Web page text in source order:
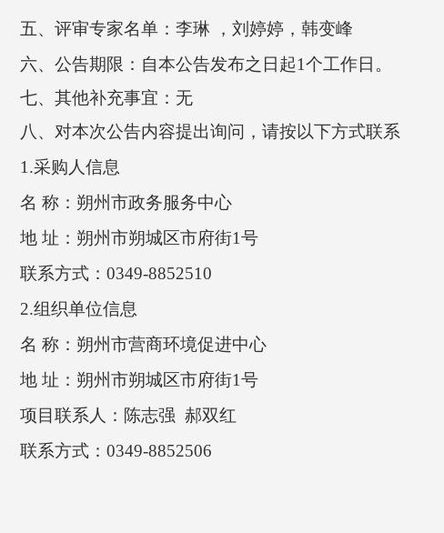
五、评审专家名单：李琳 ，刘婷婷，韩变峰
六、公告期限：自本公告发布之日起1个工作日。
七、其他补充事宜：无
八、对本次公告内容提出询问，请按以下方式联系
1.采购人信息
名 称：朔州市政务服务中心
地 址：朔州市朔城区市府街1号
联系方式：0349-8852510
2.组织单位信息
名 称：朔州市营商环境促进中心
地 址：朔州市朔城区市府街1号
项目联系人：陈志强 郝双红
联系方式：0349-8852506